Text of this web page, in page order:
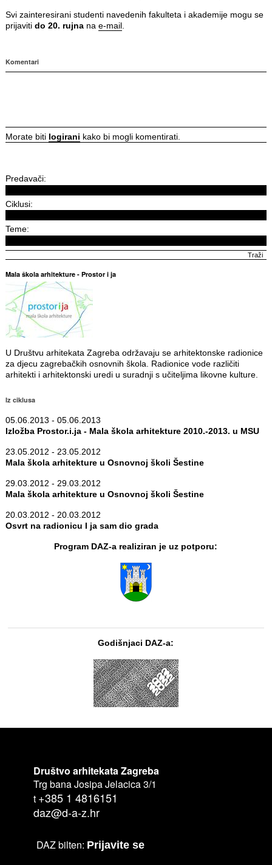
Svi zainteresirani studenti navedenih fakulteta i akademije mogu se
prijaviti do 20. rujnana e-mail.
Komentari
Morate biti logirani kako bi mogli komentirati.
Predavači:
Ciklusi:
Teme:
Mala škola arhitekture - Prostor i ja
U Društvu arhitekata Zagreba održavaju se arhitektonske radionice
za djecu zagrebačkih osnovnih škola. Radionice vode različiti
arhitekti i arhitektonski uredi u suradnji s učiteljima likovne kulture.
Iz ciklusa
05.06.2013 - 05.06.2013
Izložba Prostor.i.ja - Mala škola arhitekture 2010.-2013. u MSU
23.05.2012 - 23.05.2012
Mala škola arhitekture u Osnovnoj školi Šestine
29.03.2012 - 29.03.2012
Mala škola arhitekture u Osnovnoj školi Šestine
20.03.2012 - 20.03.2012
Osvrt na radionicu I ja sam dio grada
Program DAZ-a realiziran je uz potporu:
Godišnjaci DAZ-a:
Društvo arhitekata Zagreba
Trg bana Josipa Jelacica 3/1
t +385 1 4816151
daz@d-a-z.hr
DAZ bilten: Prijavite se